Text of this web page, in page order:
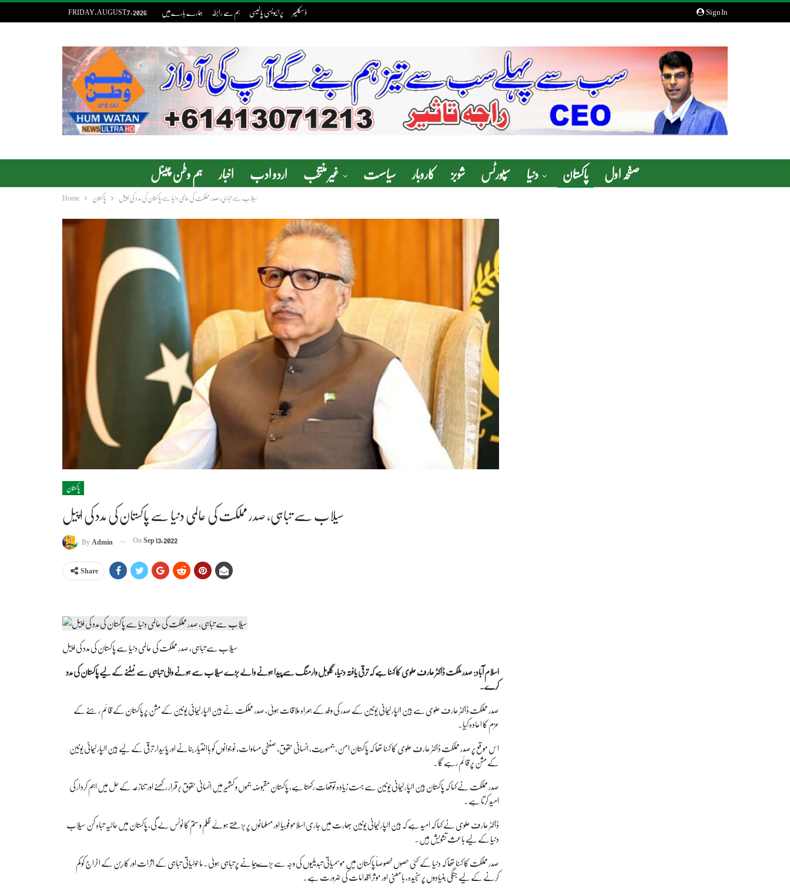
Sign In
FRIDAY, AUGUST 7, 2026 ہمارے بارے میں ہم سے رابطہ پرائیویسی پالیسی ڈسکلیمر
ہم وطن چینل اخبار اردو ادب غیر منتخب سیاسست کاروبار شوبز سپورٹس دنیا پاکستان صفحہ اول
Home پاکستان سیلاب سے تباہی، صدر مملکت کی عالمی دنیا سے پاکستان کی مدد کی اپیل
پاکستان
سیلاب سے تباہی، صدر مملکت کی عالمی دنیا سے پاکستان کی مدد کی اپیل
ByAdmin OnSep 13, 2022
Share
سیلاب سے تباہی، صدر مملکت کی عالمی دنیا سے پاکستان کی مدد کی اپیل
اسلام آباد: صدر ملکت ڈاکٹر عارف علوی کا کہنا ہے کہ ترقی یافتہ دنیا، گلوبل وارمنگ سے پیدا ہونے والے بڑے سیلاب سے ہونے والی تباہی سے نمٹنے کے لیے پاکستان کی مدد
کرے۔
صدر مملکت ڈاکٹر عارف علوی سے بین الپارلیمانی یونین کے صدر کی وفد کے ہمراہ ملاقات ہوئی، صدر مملکت نے بین الپارلیمانی یونین کے مشن پر پاکستان کے قائم رہنے کے
عزم کا اعادہ کیا۔
اس موقع پر صدر مملکت ڈاکٹر عارف علوی کا کہنا تھا کہ پاکستان امن، جمہوریت، انسانی حقوق، صنفی مساوات، نوجوانوں کو بااختیار بنانے اور پائیدار ترقی کے لیے بین الپارلیمانی یونین
کے مشن پر قائم رہے گا۔
صدر مملکت نے کہا کہ پاکستان بین الپارلیمانی یونین سے بہت زیادہ توقعات رکھتا ہے، پاکستان مقبوضہ جموں و کشمیر میں انسانی حقوق برقرار رکھنے اور تنازعہ کے حل میں اہم کردار کی
امید کرتا ہے۔
ڈاکٹر عارف علوی نے کہا کہ امید ہے کہ بین الپارلیمانی یونین بھارت میں جاری اسلامو فوبیا اور مسلمانوں پر بڑھتے ہوئے ظلم و ستم کا نوٹس لے گی، پاکستان میں حالیہ تباہ کن سیلاب
دنیا کے لیے باعثِ تشویش ہیں۔
صدر مملکت کا کہنا تھا کہ دنیا کے کئی حصوں خصوصاً پاکستان میں موسمیاتی تبدیلیوں کی وجہ سے بڑے پیمانے پر تباہی ہوئی۔ ماحولیاتی تباہی کے اثرات اور کاربن کے اخراج کو کم
کرنے کے لیے جنگی بنیادوں پر سنجیدہ، بامعنی اور موثر اقدامات کی ضرورت ہے۔